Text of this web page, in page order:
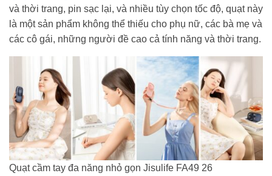
và thời trang, pin sạc lại, và nhiều tùy chọn tốc độ, quạt này
là một sản phẩm không thể thiếu cho phụ nữ, các bà mẹ và
các cô gái, những người đề cao cả tính năng và thời trang.
Quạt cầm tay đa năng nhỏ gọn Jisulife FA49 26